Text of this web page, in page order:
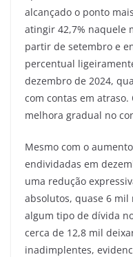
alcançado o ponto
atingir 42,7% naquele
partir de setembro e
percentual
dezembro de 2024,
com contas em
melhora gradual no
Mesmo com o
endividadas em
uma redução
absolutos, quase 6
algum tipo de dívida
cerca de 12,8 mil
inadimplentes,